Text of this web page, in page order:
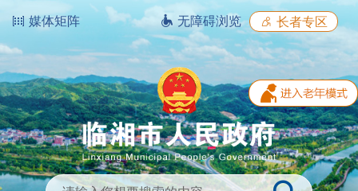
媒体矩阵 无障碍浏览 长者专区